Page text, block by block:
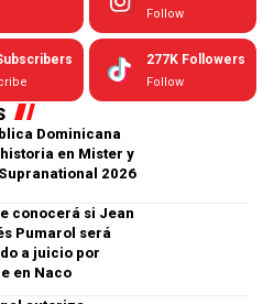
Follow
277K Followers
Follow
Dominicana
en Mister y
2026
conocerá si Jean
Pumarol será
a juicio por
en Naco